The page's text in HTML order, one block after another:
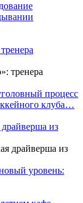
процесс
клуба…
из
уровень: